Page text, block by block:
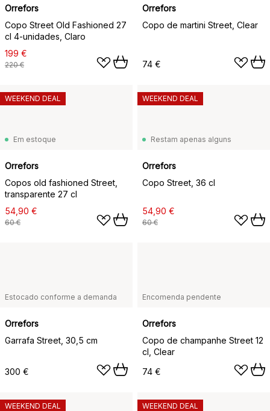
Orrefors
Copo Street Old Fashioned 27
cl 4-unidades, Claro
199 €
220 €
Orrefors
Copo de martini Street, Clear
74 €
Em estoque
Orrefors
Copos old fashioned Street,
transparente 27 cl
54,90 €
60 €
WEEKEND DEAL
Restam apenas alguns
Orrefors
Copo Street, 36 cl
54,90 €
60 €
WEEKEND DEAL
Estocado conforme a demanda
Orrefors
Garrafa Street, 30,5 cm
300 €
Encomenda pendente
Orrefors
Copo de champanhe Street 12
cl, Clear
74 €
WEEKEND DEAL
WEEKEND DEAL